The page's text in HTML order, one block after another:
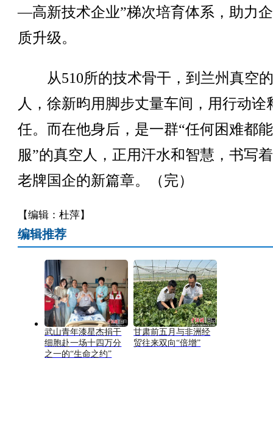
—高新技术企业”梯次培育体系，助力
质升级。
从510所的技术骨干，到兰州真空
人，徐新昀用脚步丈量车间，用行动诠
任。而在他身后，是一群“任何困难都
服”的真空人，正用汗水和智慧，书写
老牌国企的新篇章。（完）
【编辑：杜萍】
编辑推荐
武山青年漆星杰捐干
细胞赴一场十四万分
之一的“生命之约”
甘肃前五月与非洲经
贸往来双向“倍增”